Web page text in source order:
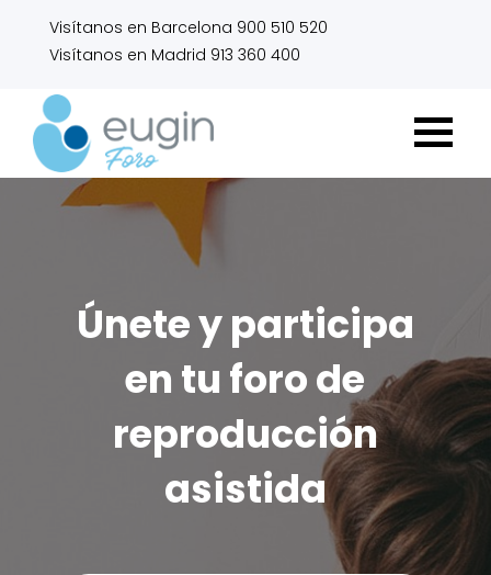
Visítanos en Barcelona 900 510 520
Visítanos en Madrid 913 360 400
Únete y participa
en tu foro de
reproducción
asistida